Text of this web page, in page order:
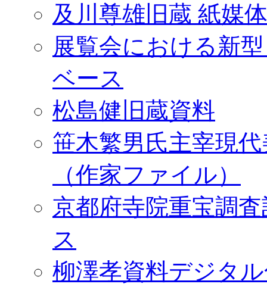
及川尊雄旧蔵 紙媒
展覧会における新
ベース
松島健旧蔵資料
笹木繁男氏主宰現
（作家ファイル）
京都府寺院重宝調
ス
柳澤孝資料デジタ